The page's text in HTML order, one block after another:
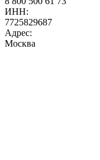
ИНН:
7725829687
Адрес:
Москва